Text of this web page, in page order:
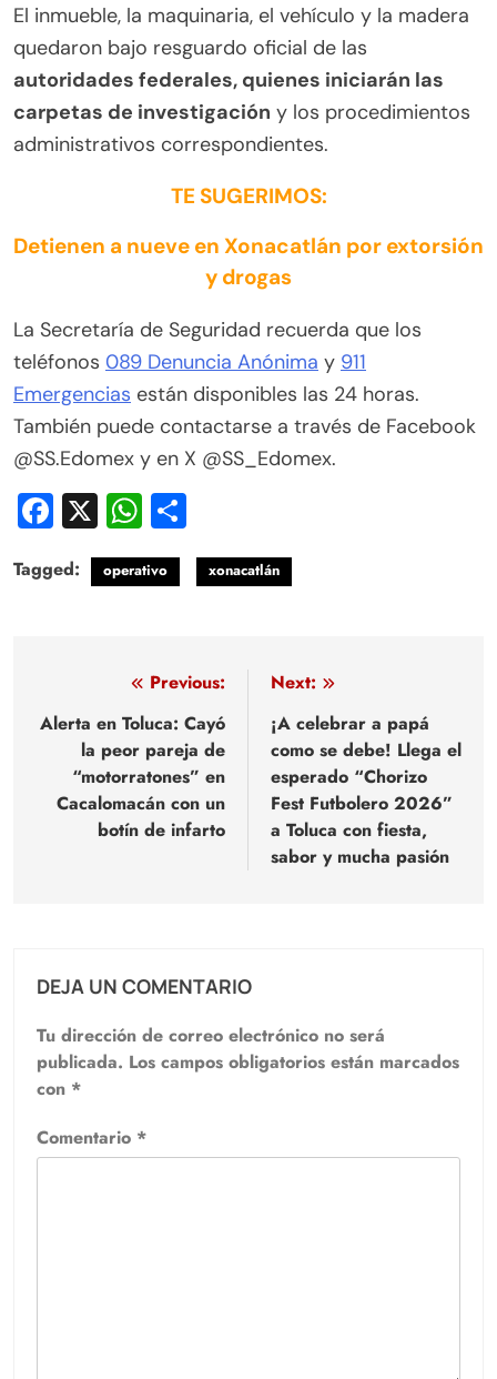
El inmueble, la maquinaria, el vehículo y la madera
quedaron bajo resguardo oficial de las
autoridades federales, quienes iniciarán las
carpetas de investigación y los procedimientos
administrativos correspondientes.
TE SUGERIMOS:
Detienen a nueve en Xonacatlán por extorsión
y drogas
La Secretaría de Seguridad recuerda que los
teléfonos 089 Denuncia Anónima y 911
Emergencias están disponibles las 24 horas.
También puede contactarse a través de Facebook
@SS.Edomex y en X @SS_Edomex.
Facebook
X WhatsApp
Tagged: operativo xonacatlán
Navegación
de
entradas
Previous:
Alerta en Toluca: Cayó
la peor pareja de
“motorratones” en
Cacalomacán con un
botín de infarto
Next:
¡A celebrar a papá
como se debe! Llega el
esperado “Chorizo
Fest Futbolero 2026”
a Toluca con fiesta,
sabor y mucha pasión
DEJA UN COMENTARIO
Tu dirección de correo electrónico no será
publicada. Los campos obligatorios están marcados
con *
Comentario *